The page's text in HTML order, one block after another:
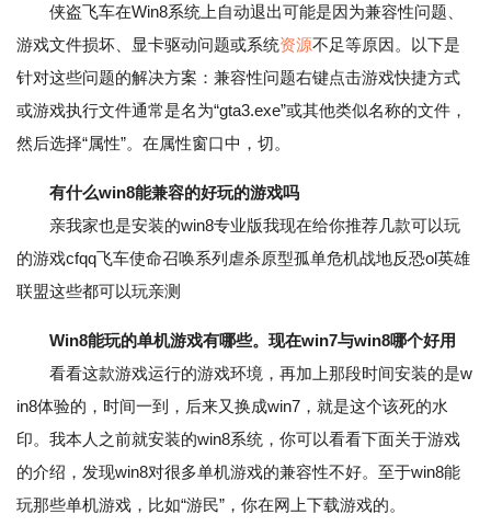
侠盗飞车在Win8系统上自动退出可能是因为兼容性问题、
游戏文件损坏、显卡驱动问题或系统资源不足等原因。以下是
针对这些问题的解决方案：兼容性问题右键点击游戏快捷方式
或游戏执行文件通常是名为“gta3.exe”或其他类似名称的文件，
然后选择“属性”。在属性窗口中，切。
有什么win8能兼容的好玩的游戏吗
亲我家也是安装的win8专业版我现在给你推荐几款可以玩
的游戏cfqq飞车使命召唤系列虐杀原型孤单危机战地反恐ol英雄
联盟这些都可以玩亲测
Win8能玩的单机游戏有哪些。现在win7与win8哪个好用
看看这款游戏运行的游戏环境，再加上那段时间安装的是w
in8体验的，时间一到，后来又换成win7，就是这个该死的水
印。我本人之前就安装的win8系统，你可以看看下面关于游戏
的介绍，发现win8对很多单机游戏的兼容性不好。至于win8能
玩那些单机游戏，比如“游民”，你在网上下载游戏的。